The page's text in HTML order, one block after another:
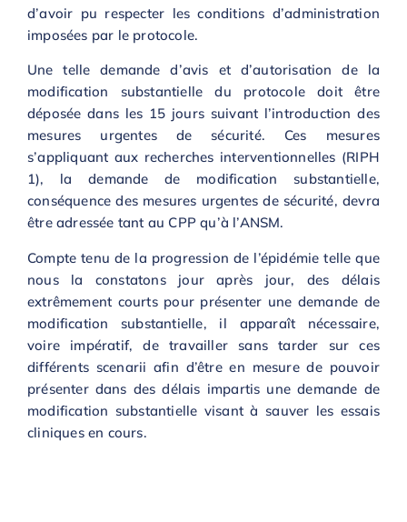
d’avoir pu respecter les conditions d’administration
imposées par le protocole.
Une telle demande d’avis et d’autorisation de la
modification substantielle du protocole doit être
déposée dans les 15 jours suivant l’introduction des
mesures urgentes de sécurité. Ces mesures
s’appliquant aux recherches interventionnelles (RIPH
1), la demande de modification substantielle,
conséquence des mesures urgentes de sécurité, devra
être adressée tant au CPP qu’à l’ANSM.
Compte tenu de la progression de l’épidémie telle que
nous la constatons jour après jour, des délais
extrêmement courts pour présenter une demande de
modification substantielle, il apparaît nécessaire,
voire impératif, de travailler sans tarder sur ces
différents scenarii afin d’être en mesure de pouvoir
présenter dans des délais impartis une demande de
modification substantielle visant à sauver les essais
cliniques en cours.